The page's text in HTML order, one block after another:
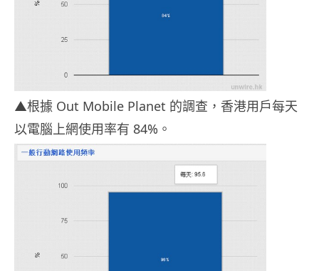
▲根據 Out Mobile Planet 的調查，香港用戶每天
以電腦上網使用率有 84%。